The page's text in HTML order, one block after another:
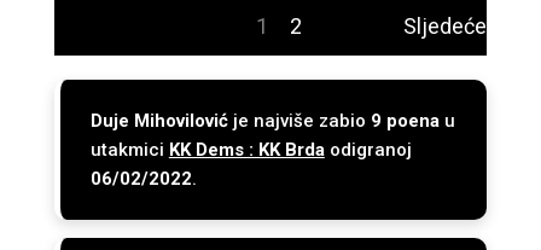
1 2 Sljedeće
Duje Mihovilovićje najviše zabio 9 poenau
utakmici KK Dems : KK Brdaodigranoj
06/02/2022.